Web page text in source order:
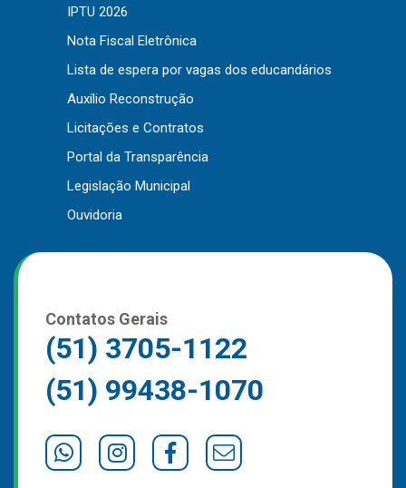
Cespro
Outros
Downloads
Contato
IPTU 2026
Nota Fiscal Eletrônica
Lista de espera por vagas dos educandários
Auxílio Reconstrução
Licitações e Contratos
Portal da Transparência
Legislação Municipal
Ouvidoria
Contatos Gerais
(51) 3705-1122
(51) 99438-1070